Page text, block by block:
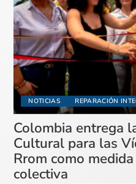
NOTICIAS REPARACIÓN
Colombia entrega
Cultural para las
Rrom como
colectiva